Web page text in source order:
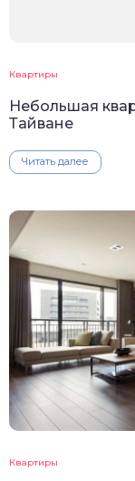
Квартиры
Небольшая
Тайване
Читать далее
Квартиры